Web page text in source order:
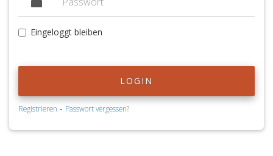
Eingeloggt bleiben
LOGIN
Registrieren - Passwort vergessen?